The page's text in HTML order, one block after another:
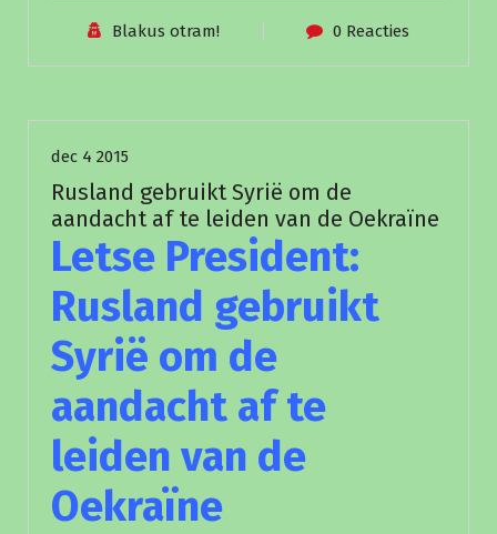
Blakus otram! 0 Reacties
dec 4 2015
Rusland gebruikt Syrië om de
aandacht af te leiden van de Oekraïne
Letse President:
Rusland gebruikt
Syrië om de
aandacht af te
leiden van de
Oekraïne